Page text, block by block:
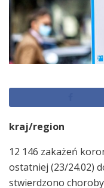
kraj/region
12 146 zakażeń
ostatniej (23/24.02)
stwierdzono choroby